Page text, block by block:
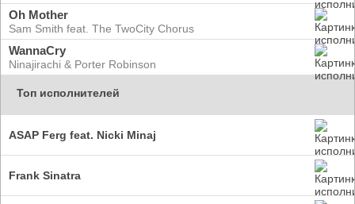
Oh Mother
Sam Smith feat. The TwoCity Chorus
WannaCry
Ninajirachi & Porter Robinson
Топ исполнителей
ASAP Ferg feat. Nicki Minaj
Frank Sinatra